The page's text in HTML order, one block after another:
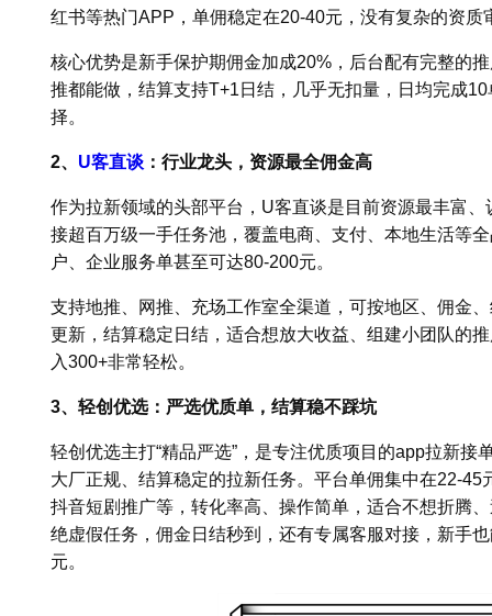
红书等热门APP，单佣稳定在20-40元，没有复杂的资质
核心优势是新手保护期佣金加成20%，后台配有完整的
推都能做，结算支持T+1日结，几乎无扣量，日均完成
择。
2、 U客直谈 ：行业龙头，资源最全佣金高
作为拉新领域的头部平台，U客直谈是目前资源最丰富
接超百万级一手任务池，覆盖电商、支付、本地生活等
户、企业服务单甚至可达80-200元。
支持地推、网推、充场工作室全渠道，可按地区、佣金
更新，结算稳定日结，适合想放大收益、组建小团队的
入300+非常轻松。
3、轻创优选：严选优质单，结算稳不踩坑
轻创优选主打“精品严选”，是专注优质项目的app拉新
大厂正规、结算稳定的拉新任务。平台单佣集中在22-
抖音短剧推广等，转化率高、操作简单，适合不想折腾
绝虚假任务，佣金日结秒到，还有专属客服对接，新手
元。